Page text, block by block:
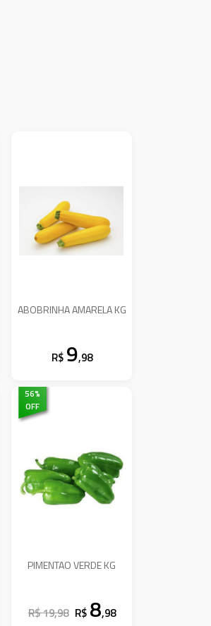
ABOBRINHA AMARELA KG
R$ 9,98
56%
OFF
PIMENTAO VERDE KG
R$ 19,98 R$ 8,98